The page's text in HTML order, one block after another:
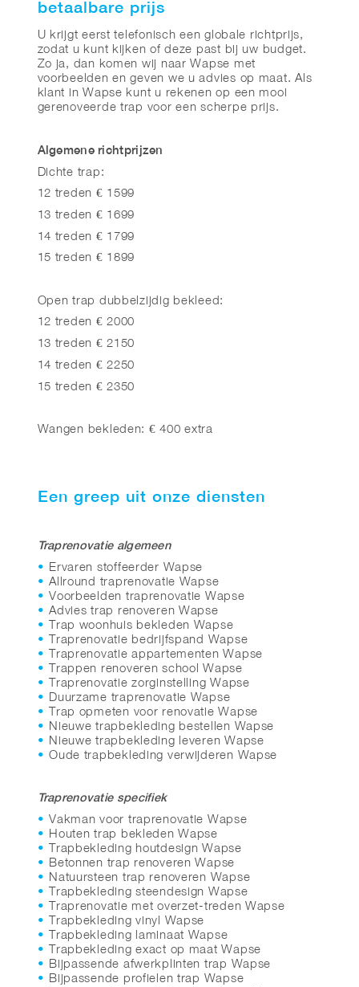
betaalbare prijs
U krijgt eerst telefonisch een globale richtprijs,
zodat u kunt kijken of deze past bij uw budget.
Zo ja, dan komen wij naar Wapse met
voorbeelden en geven we u advies op maat. Als
klant in Wapse kunt u rekenen op een mooi
gerenoveerde trap voor een scherpe prijs.
Algemene richtprijzen
Dichte trap:
12 treden € 1599
13 treden € 1699
14 treden € 1799
15 treden € 1899
Open trap dubbelzijdig bekleed:
12 treden € 2000
13 treden € 2150
14 treden € 2250
15 treden € 2350
Wangen bekleden: € 400 extra
Een greep uit onze diensten
Traprenovatie algemeen
Ervaren stoffeerder Wapse
Allround traprenovatie Wapse
Voorbeelden traprenovatie Wapse
Advies trap renoveren Wapse
Trap woonhuis bekleden Wapse
Traprenovatie bedrijfspand Wapse
Traprenovatie appartementen Wapse
Trappen renoveren school Wapse
Traprenovatie zorginstelling Wapse
Duurzame traprenovatie Wapse
Trap opmeten voor renovatie Wapse
Nieuwe trapbekleding bestellen Wapse
Nieuwe trapbekleding leveren Wapse
Oude trapbekleding verwijderen Wapse
Traprenovatie specifiek
Vakman voor traprenovatie Wapse
Houten trap bekleden Wapse
Trapbekleding houtdesign Wapse
Betonnen trap renoveren Wapse
Natuursteen trap renoveren Wapse
Trapbekleding steendesign Wapse
Traprenovatie met overzet-treden Wapse
Trapbekleding vinyl Wapse
Trapbekleding laminaat Wapse
Trapbekleding exact op maat Wapse
Bijpassende afwerkplinten trap Wapse
Bijpassende profielen trap Wapse